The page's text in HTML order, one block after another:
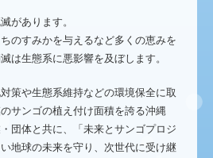
があります。
のすみかを与えるなど多くの恵みを
は生態系に悪影響を及ぼします。
策や生態系維持などの環境保全に取
サンゴの植え付け面積を誇る沖縄
団体と共に、「未来とサンゴプロジ
地球の未来を守り、次世代に受け継